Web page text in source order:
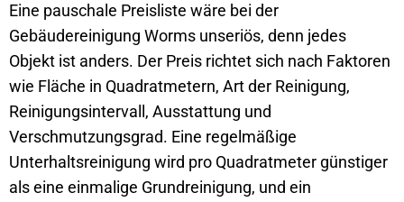
Eine pauschale Preisliste wäre bei der
Gebäudereinigung Worms unseriös, denn jedes
Objekt ist anders. Der Preis richtet sich nach Faktoren
wie Fläche in Quadratmetern, Art der Reinigung,
Reinigungsintervall, Ausstattung und
Verschmutzungsgrad. Eine regelmäßige
Unterhaltsreinigung wird pro Quadratmeter günstiger
als eine einmalige Grundreinigung, und ein